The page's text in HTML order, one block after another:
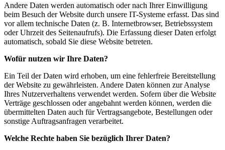
Andere Daten werden automatisch oder nach Ihrer Einwilligung
beim Besuch der Website durch unsere IT-Systeme erfasst. Das sind
vor allem technische Daten (z. B. Internetbrowser, Betriebssystem
oder Uhrzeit des Seitenaufrufs). Die Erfassung dieser Daten erfolgt
automatisch, sobald Sie diese Website betreten.
Wofür nutzen wir Ihre Daten?
Ein Teil der Daten wird erhoben, um eine fehlerfreie Bereitstellung
der Website zu gewährleisten. Andere Daten können zur Analyse
Ihres Nutzerverhaltens verwendet werden. Sofern über die Website
Verträge geschlossen oder angebahnt werden können, werden die
übermittelten Daten auch für Vertragsangebote, Bestellungen oder
sonstige Auftragsanfragen verarbeitet.
Welche Rechte haben Sie bezüglich Ihrer Daten?